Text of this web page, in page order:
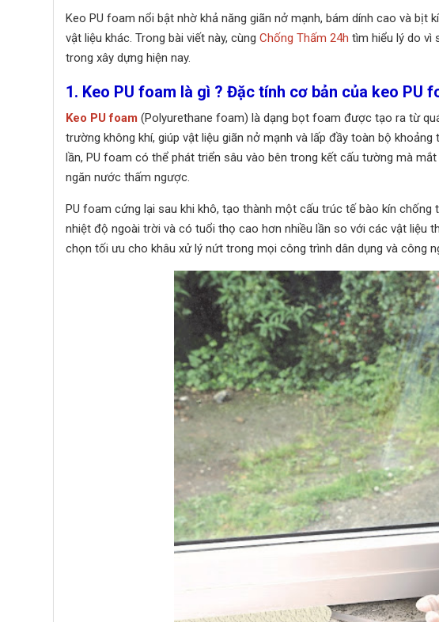
Keo PU foam nổi bật nhờ khả năng giãn nở mạnh, bám dính cao và bịt
vật liệu khác. Trong bài viết này, cùng Chống Thấm 24h tìm hiểu lý do vì
trong xây dựng hiện nay.
1. Keo PU foam là gì ? Đặc tính cơ bản của keo PU
Keo PU foam (Polyurethane foam) là dạng bọt foam được tạo ra từ
trường không khí, giúp vật liệu giãn nở mạnh và lấp đầy toàn bộ
lần, PU foam có thể phát triển sâu vào bên trong kết cấu tường mà
ngăn nước thấm ngược.
PU foam cứng lại sau khi khô, tạo thành một cấu trúc tế bào kín
nhiệt độ ngoài trời và có tuổi thọ cao hơn nhiều lần so với các vật liệu
chọn tối ưu cho khâu xử lý nứt trong mọi công trình dân dụng và công